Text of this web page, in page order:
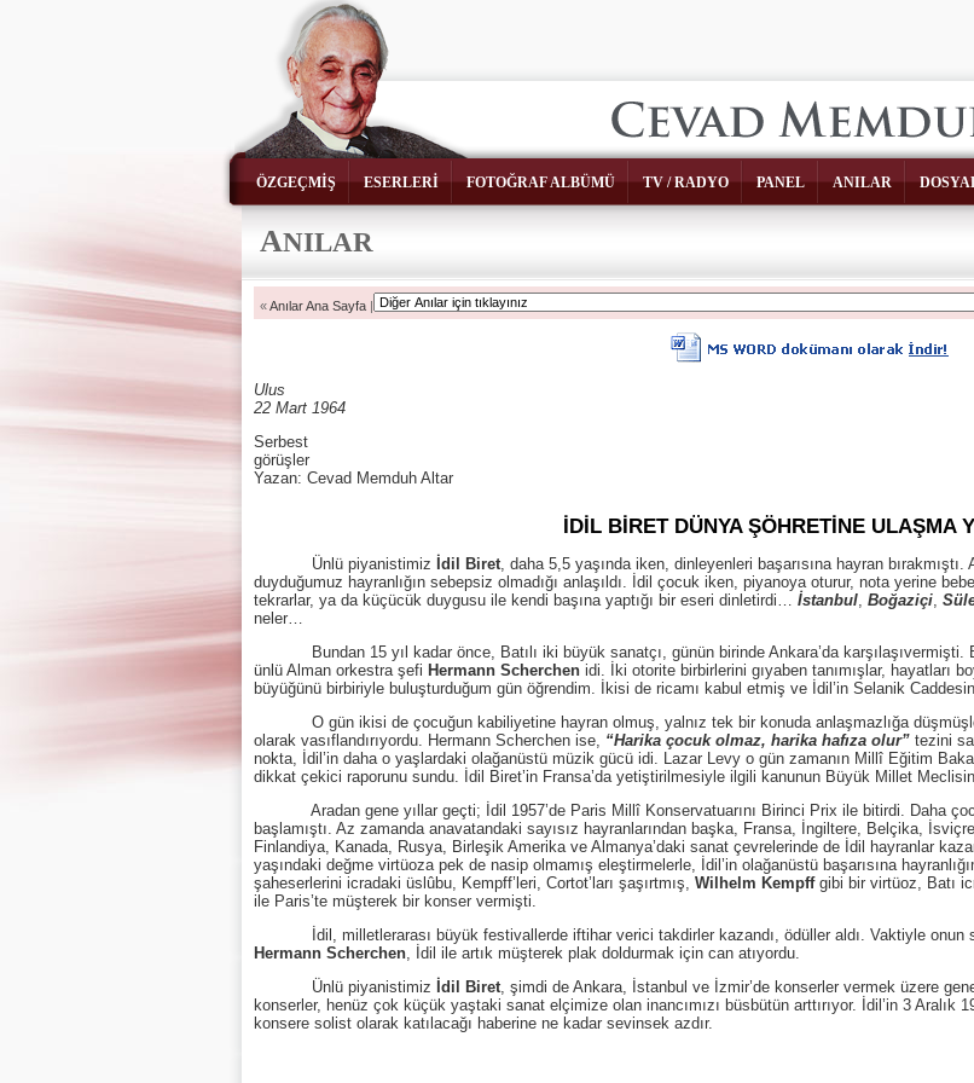
ÖZGEÇMİŞ ESERLERİ FOTOĞRAF ALBÜMÜ TV / RADYO PANEL ANILAR
ANILAR
«Anılar Ana Sayfa |
Ulus
22 Mart 1964
Serbest
görüşler
Yazan: Cevad Memduh Altar
İDİL BİRET DÜNYA ŞÖHRETİNE ULAŞMA
Ünlü piyanistimiz İdil Biret, daha 5,5 yaşında iken, dinleyenleri başarısına hayran
duyduğumuz hayranlığın sebepsiz olmadığı anlaşıldı. İdil çocuk iken, piyanoya oturur, nota yerine
tekrarlar, ya da küçücük duygusu ile kendi başına yaptığı bir eseri dinletirdi… İstanbul, Boğaziçi,
neler…
Bundan 15 yıl kadar önce, Batılı iki büyük sanatçı, günün birinde Ankara’da karşılaşıvermişti.
ünlü Alman orkestra şefi Hermann Scherchen idi. İki otorite birbirlerini gıyaben tanımışlar, hayatları
büyüğünü birbiriyle buluşturduğum gün öğrendim. İkisi de ricamı kabul etmiş ve İdil’in Selanik
O gün ikisi de çocuğun kabiliyetine hayran olmuş, yalnız tek bir konuda anlaşmazlığa
olarak vasıflandırıyordu. Hermann Scherchen ise, “Harika çocuk olmaz, harika hafıza olur” tezini
nokta, İdil’in daha o yaşlardaki olağanüstü müzik gücü idi. Lazar Levy o gün zamanın Millî Eğitim
dikkat çekici raporunu sundu. İdil Biret’in Fransa’da yetiştirilmesiyle ilgili kanunun Büyük Millet
Aradan gene yıllar geçti; İdil 1957’de Paris Millî Konservatuarını Birinci Prix ile bitirdi. Daha
başlamıştı. Az zamanda anavatandaki sayısız hayranlarından başka, Fransa, İngiltere, Belçika,
Finlandiya, Kanada, Rusya, Birleşik Amerika ve Almanya’daki sanat çevrelerinde de İdil hayranlar
yaşındaki değme virtüoza pek de nasip olmamış eleştirmelerle, İdil’in olağanüstü başarısına
şaheserlerini icradaki üslûbu, Kempff’leri, Cortot’ları şaşırtmış, Wilhelm Kempffgibi bir virtüoz, Batı
ile Paris’te müşterek bir konser vermişti.
İdil, milletlerarası büyük festivallerde iftihar verici takdirler kazandı, ödüller aldı. Vaktiyle onun
Hermann Scherchen, İdil ile artık müşterek plak doldurmak için can atıyordu.
Ünlü piyanistimiz İdil Biret, şimdi de Ankara, İstanbul ve İzmir’de konserler vermek üzere
konserler, henüz çok küçük yaştaki sanat elçimize olan inancımızı büsbütün arttırıyor. İdil’in 3 Aralık
konsere solist olarak katılacağı haberine ne kadar sevinsek azdır.